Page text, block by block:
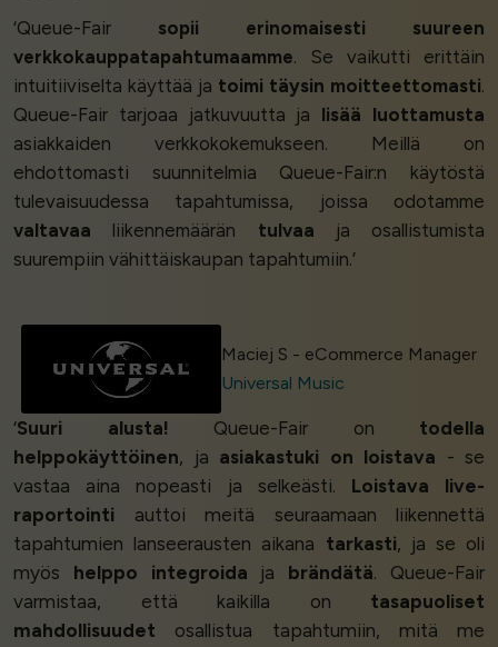
‘Queue-Fair sopii erinomaisesti
suureen
verkkokauppatapahtumaamme. Se vaikutti erittäin
intuitiiviselta käyttää ja toimi täysin moitteettomasti.
Queue-Fair tarjoaa jatkuvuutta ja lisää luottamusta
asiakkaiden verkkokokemukseen. Meillä on
ehdottomasti suunnitelmia Queue-Fair:n käytöstä
tulevaisuudessa tapahtumissa, joissa odotamme
valtavaa liikennemäärän tulvaa ja osallistumista
suurempiin vähittäiskaupan tapahtumiin.’
Maciej S - eCommerce Manager
Universal Music
‘Suuri alusta! Queue-Fair on todella
helppokäyttöinen, ja asiakastuki on loistava - se
vastaa aina nopeasti ja selkeästi. Loistava live-
raportointi auttoi meitä seuraamaan liikennettä
tapahtumien lanseerausten aikana tarkasti, ja se oli
myös helppo integroida ja brändätä. Queue-Fair
varmistaa, että kaikilla on tasapuoliset
mahdollisuudet osallistua tapahtumiin, mitä me